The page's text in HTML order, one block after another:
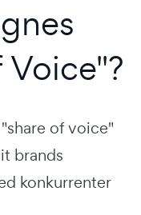
Voice"?
of voice"
brands
konkurrenter